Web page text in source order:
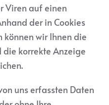
Viren auf einen
der in Cookies
wir Ihnen die
korrekte Anzeige
uns erfassten Daten